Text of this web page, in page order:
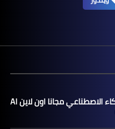
إزالة الملابس بالذكاء الاصطناعي مجانا اون لاين AI